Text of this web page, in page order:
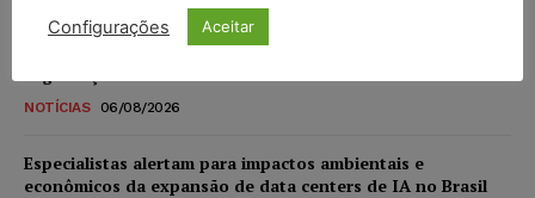
IA da Anthropic cria identidades falsas em teste de
NOTÍCIAS 06/08/2026
Especialistas alertam para impactos ambientais e
econômicos da expansão de data centers de IA no Brasil
Configurações Aceitar